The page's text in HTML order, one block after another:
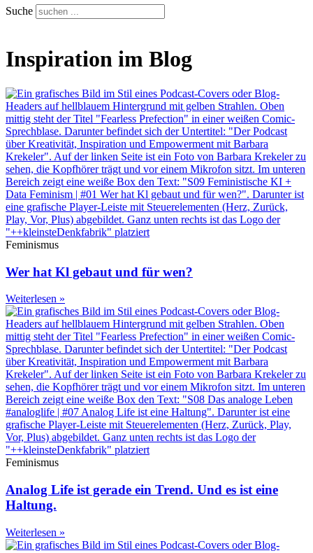
Suche
Inspiration im Blog
Feminismus
Wer hat Kl gebaut und für wen?
Weiterlesen »
Feminismus
Analog Life ist gerade ein Trend. Und es ist eine
Haltung.
Weiterlesen »